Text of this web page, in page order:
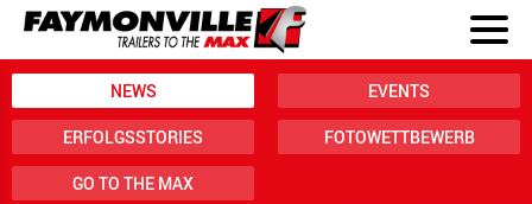
NEWS EVENTS
ERFOLGSSTORIES FOTOWETTBEWERB
GO TO THE MAX